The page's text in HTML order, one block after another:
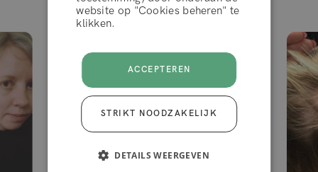
ACCEPTEER
website op "Cookies beheren" te
klikken.
ACCEPTEREN
STRIKT NOODZAKELIJK
DETAILS WEERGEVEN